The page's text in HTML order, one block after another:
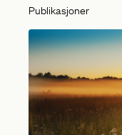
Publikasjoner